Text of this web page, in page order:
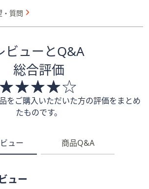
・質問
ビューとQ&A
総合評価
をご購入いただいた方の評価をまとめ
たものです。
ュー 商品Q&A
ュー